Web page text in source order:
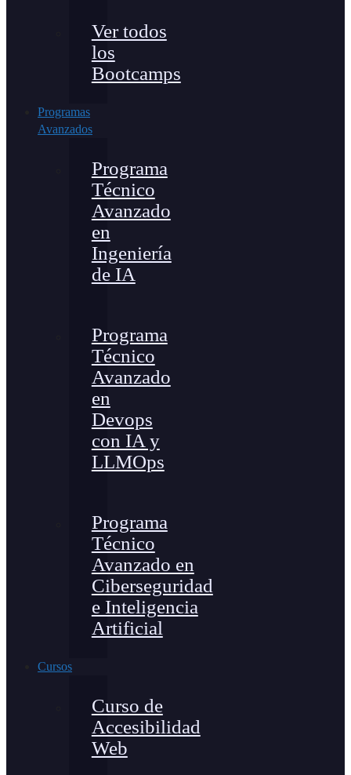
Ver todos
los
Bootcamps
Programas
Avanzados
Programa
Técnico
Avanzado
en
Ingeniería
de IA
Programa
Técnico
Avanzado
en
Devops
con IA y
LLMOps
Programa
Técnico
Avanzado en
Ciberseguridad
e Inteligencia
Artificial
Cursos
Curso de
Accesibilidad
Web